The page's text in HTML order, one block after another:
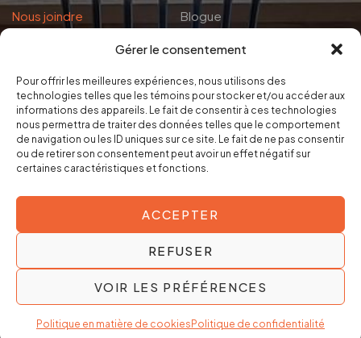
Gérer le consentement
Pour offrir les meilleures expériences, nous utilisons des
technologies telles que les témoins pour stocker et/ou accéder aux
informations des appareils. Le fait de consentir à ces technologies
nous permettra de traiter des données telles que le comportement
de navigation ou les ID uniques sur ce site. Le fait de ne pas consentir
ou de retirer son consentement peut avoir un effet négatif sur
certaines caractéristiques et fonctions.
ACCEPTER
REFUSER
VOIR LES PRÉFÉRENCES
Politique en matière de cookies Politique de confidentialité
Nous joindre
Blogue
Politique de confidentialité
Politique en matière de cookies
© Copyright 2024. Kalla Cuisines & Design. Tous droits